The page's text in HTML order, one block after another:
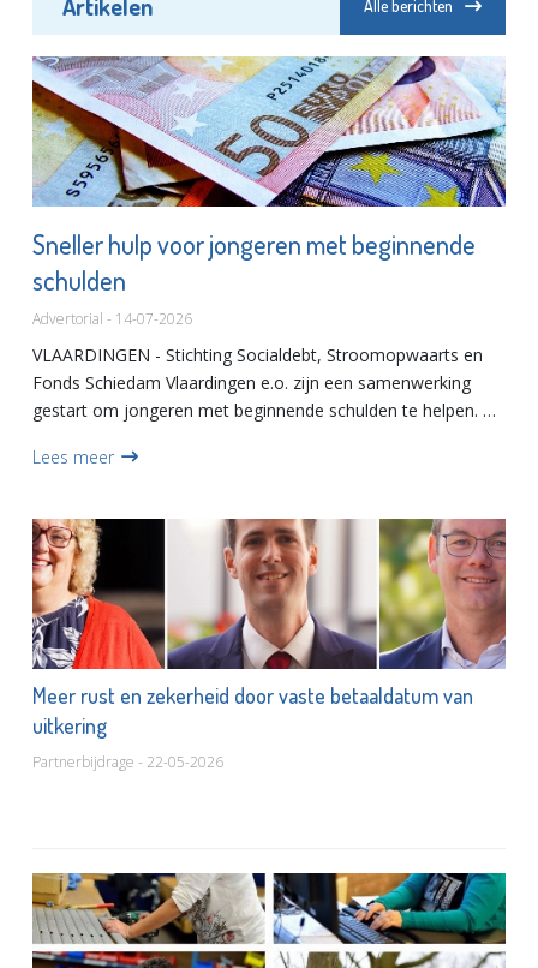
Alle berichten
Sneller hulp voor jongeren met beginnende
schulden
Advertorial - 14-07-2026
VLAARDINGEN - Stichting Socialdebt, Stroomopwaarts en
Fonds Schiedam Vlaardingen e.o. zijn een samenwerking
gestart om jongeren met beginnende schulden te helpen. De
jaar in...
Lees meer
Meer rust en zekerheid door vaste betaaldatum van
uitkering
Partnerbijdrage - 22-05-2026